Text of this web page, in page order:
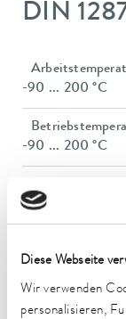
Diese Webseite
Wir verwenden
personalisieren,
DIN
-90 ... 200 °C
-90 ... 200 °C
5 ... 40 °C
0,01 ± K
Heating_range